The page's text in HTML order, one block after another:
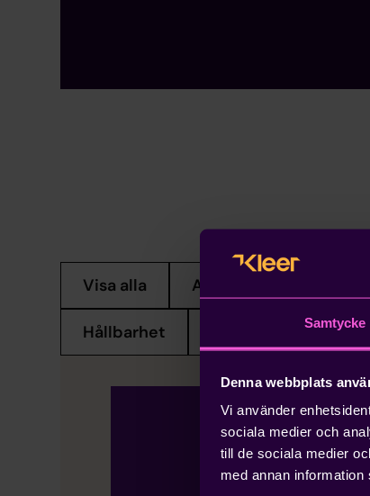
Samtycke
Denna webbplats
Vi använder
sociala medier och
till de sociala medier
med annan
Visa alla AI
Hållbarhet Konsultbolag